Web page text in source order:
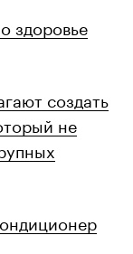
здоровье
создать
не